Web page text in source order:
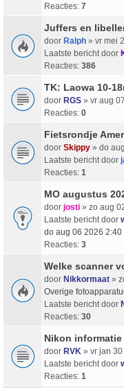
Reacties: 7
Juffers en
door Ralph » vr mei
Laatste bericht door
Reacties: 386
TK: Laowa 10-
door RGS » vr aug
Reacties: 0
Fietsrondje
door Skippy » do
Laatste bericht door
Reacties: 1
MO augustus
door josti » zo aug
Laatste bericht door
do aug 06 2026 2:40
Reacties: 3
Welke scanner
door Nikkormaat »
Overige
Laatste bericht door
Reacties: 30
Nikon
door RVK » vr jan
Laatste bericht door
Reacties: 1